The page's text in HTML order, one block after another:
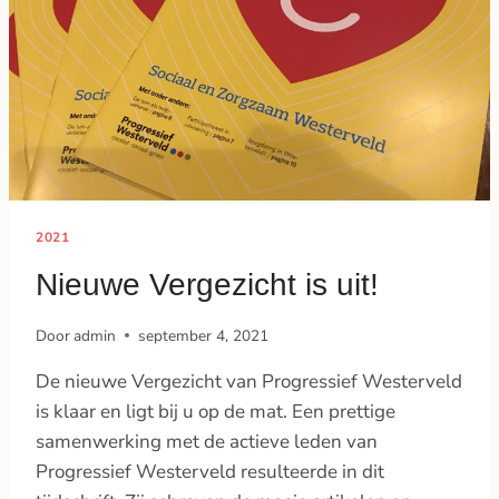
2021
Nieuwe Vergezicht is uit!
Dooradmin september 4, 2021
De nieuwe Vergezicht van Progressief Westerveld
is klaar en ligt bij u op de mat. Een prettige
samenwerking met de actieve leden van
Progressief Westerveld resulteerde in dit